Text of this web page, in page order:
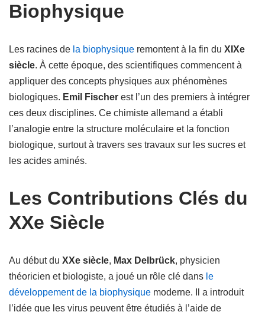
Biophysique
Les racines de la biophysique remontent à la fin du XIXe
siècle. À cette époque, des scientifiques commencent à
appliquer des concepts physiques aux phénomènes
biologiques. Emil Fischer est l’un des premiers à intégrer
ces deux disciplines. Ce chimiste allemand a établi
l’analogie entre la structure moléculaire et la fonction
biologique, surtout à travers ses travaux sur les sucres et
les acides aminés.
Les Contributions Clés du
XXe Siècle
Au début du XXe siècle, Max Delbrück, physicien
théoricien et biologiste, a joué un rôle clé dans le
développement de la biophysique moderne. Il a introduit
l’idée que les virus peuvent être étudiés à l’aide de